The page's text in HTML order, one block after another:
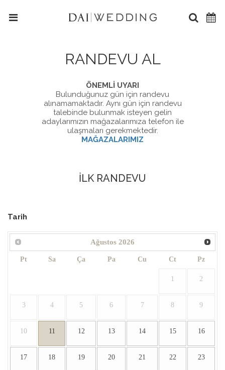
RANDEVU AL
ÖNEMLİ UYARI
Bulunduğunuz gün için randevu
alınamamaktadır. Aynı gün için randevu
talebinde bulunmak isteyen gelin
adaylarımızın mağazalarımıza telefon ile
ulaşmaları gerekmektedir.
MAĞAZALARIMIZ
İLK RANDEVU
Tarih
Ağustos 2026
Pt Sa Ça Pa Cu Ct Pz
1 2
3 4 5 6 7 8 9
10 11 12 13 14 15 16
17 18 19 20 21 22 23